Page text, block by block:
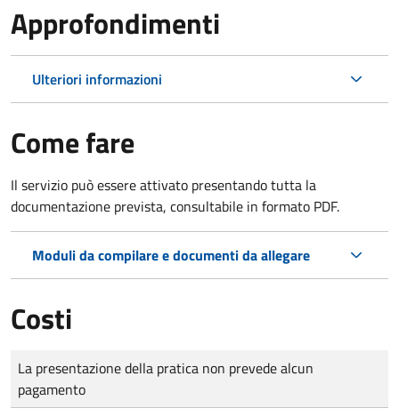
Approfondimenti
Ulteriori informazioni
Come fare
Il servizio può essere attivato presentando tutta la
documentazione prevista, consultabile in formato PDF.
Moduli da compilare e documenti da allegare
Costi
Tipo di pagamento
Importo
La presentazione della pratica non prevede alcun
pagamento